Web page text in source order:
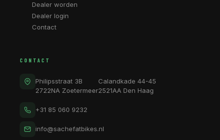
Dealer worden
Dealer login
Contact
CONTACT
Philipsstraat 3B
2722NA Zoetermeer
Calandkade 44-45
2521AA Den Haag
+31 85 060 9232
info@sachefatbikes.nl